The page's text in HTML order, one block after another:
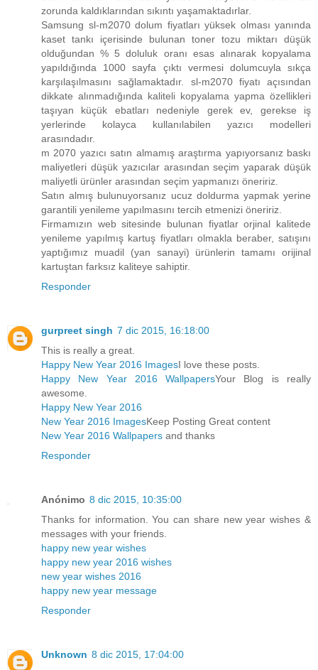
zorunda kaldıklarından sıkıntı yaşamaktadırlar.
Samsung sl-m2070 dolum fiyatları yüksek olması yanında
kaset tankı içerisinde bulunan toner tozu miktarı düşük
olduğundan % 5 doluluk oranı esas alınarak kopyalama
yapıldığında 1000 sayfa çıktı vermesi dolumcuyla sıkça
karşılaşılmasını sağlamaktadır. sl-m2070 fiyatı açısından
dikkate alınmadığında kaliteli kopyalama yapma özellikleri
taşıyan küçük ebatları nedeniyle gerek ev, gerekse iş
yerlerinde kolayca kullanılabilen yazıcı modelleri
arasındadır.
m 2070 yazıcı satın almamış araştırma yapıyorsanız baskı
maliyetleri düşük yazıcılar arasından seçim yaparak düşük
maliyetli ürünler arasından seçim yapmanızı öneririz.
Satın almış bulunuyorsanız ucuz doldurma yapmak yerine
garantili yenileme yapılmasını tercih etmenizi öneririz.
Firmamızın web sitesinde bulunan fiyatlar orjinal kalitede
yenileme yapılmış kartuş fiyatları olmakla beraber, satışını
yaptığımız muadil (yan sanayi) ürünlerin tamamı orijinal
kartuştan farksız kaliteye sahiptir.
Responder
gurpreet singh 7 dic 2015, 16:18:00
This is really a great.
Happy New Year 2016 ImagesI love these posts.
Happy New Year 2016 WallpapersYour Blog is really
awesome.
Happy New Year 2016
New Year 2016 ImagesKeep Posting Great content
New Year 2016 Wallpapers and thanks
Responder
Anónimo 8 dic 2015, 10:35:00
Thanks for information. You can share new year wishes &
messages with your friends.
happy new year wishes
happy new year 2016 wishes
new year wishes 2016
happy new year message
Responder
Unknown 8 dic 2015, 17:04:00